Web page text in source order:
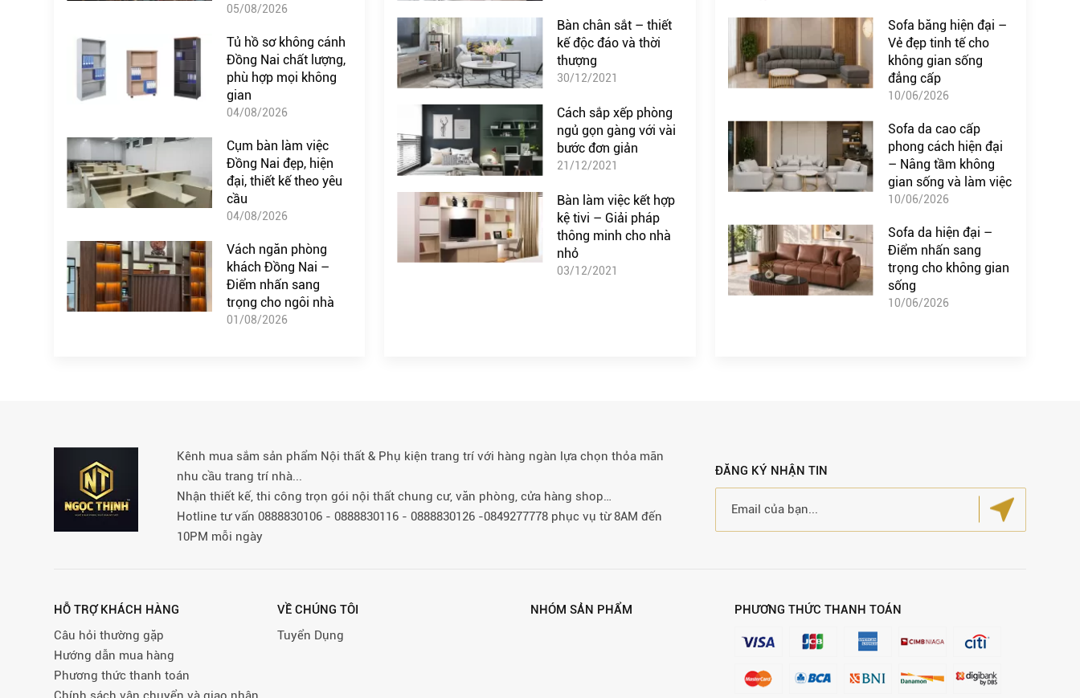
05/08/2026
Tủ hồ sơ không cánh
Đồng Nai chất lượng,
phù hợp mọi không
gian
04/08/2026
Cụm bàn làm việc
Đồng Nai đẹp, hiện
đại, thiết kế theo yêu
cầu
04/08/2026
Vách ngăn phòng
khách Đồng Nai –
Điểm nhấn sang
trọng cho ngôi nhà
01/08/2026
Bàn chân sắt – thiết
kế độc đáo và thời
thượng
30/12/2021
Cách sắp xếp phòng
ngủ gọn gàng với vài
bước đơn giản
21/12/2021
Bàn làm việc kết hợp
kệ tivi – Giải pháp
thông minh cho nhà
nhỏ
03/12/2021
Sofa băng hiện đại –
Vẻ đẹp tinh tế cho
không gian sống
đẳng cấp
10/06/2026
Sofa da cao cấp
phong cách hiện đại
– Nâng tầm không
gian sống và làm việc
10/06/2026
Sofa da hiện đại –
Điểm nhấn sang
trọng cho không gian
sống
10/06/2026
Kênh mua sắm sản phẩm Nội thất & Phụ kiện trang trí với hàng ngàn lựa chọn thỏa mãn
nhu cầu trang trí nhà...
Nhận thiết kế, thi công trọn gói nội thất chung cư, văn phòng, cửa hàng shop…
Hotline tư vấn 0888830106 - 0888830116 - 0888830126 -0849277778 phục vụ từ 8AM đến
10PM mỗi ngày
ĐĂNG KÝ NHẬN TIN
HỖ TRỢ KHÁCH HÀNG
Câu hỏi thường gặp
Hướng dẫn mua hàng
Phương thức thanh toán
VỀ CHÚNG TÔI
Tuyển Dụng
NHÓM SẢN PHẨM PHƯƠNG THỨC THANH TOÁN